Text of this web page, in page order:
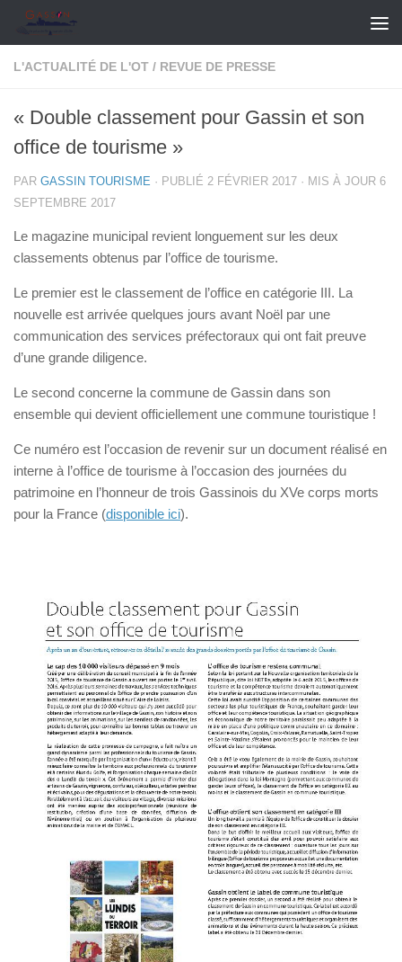
Skip to content
L'ACTUALITÉ DE L'OT / REVUE DE PRESSE
« Double classement pour Gassin et son
office de tourisme »
PAR GASSIN TOURISME · PUBLIÉ 2 FÉVRIER 2017 · MIS À JOUR 6
SEPTEMBRE 2017
Le magazine municipal revient longuement sur les deux
classements obtenus par l’office de tourisme.
Le premier est le classement de l’office en catégorie III. La
nouvelle est arrivée quelques jours avant Noël par une
communication des services préfectoraux qui ont fait preuve
d’une grande diligence.
Le second concerne la commune de Gassin dans son
ensemble qui devient officiellement une commune touristique !
Ce numéro est l’occasion de revenir sur un document réalisé en
interne à l’office de tourisme à l’occasion des journées du
patrimoine en l’honneur de trois Gassinois du XVe corps morts
pour la France (disponible ici).